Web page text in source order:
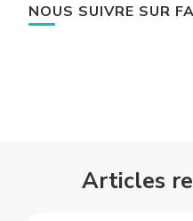
NOUS SUIVRE SUR
Articles